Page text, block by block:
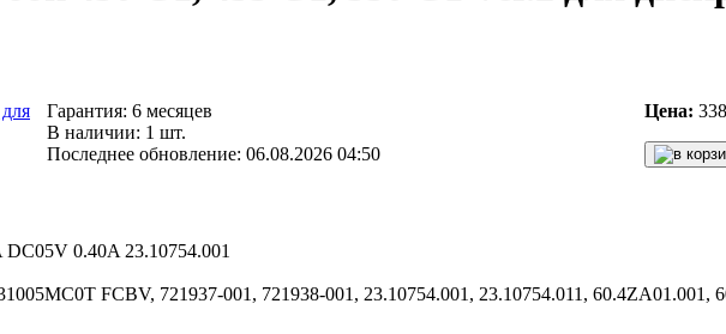
Гарантия: 6 месяцев
В наличии: 1 шт.
Последнее обновление: 06.08.2026 04:50
Цена:
0.40A 23.10754.001
FCBV, 721937-001, 721938-001, 23.10754.001, 23.10754.011, 60.4ZA01.001,